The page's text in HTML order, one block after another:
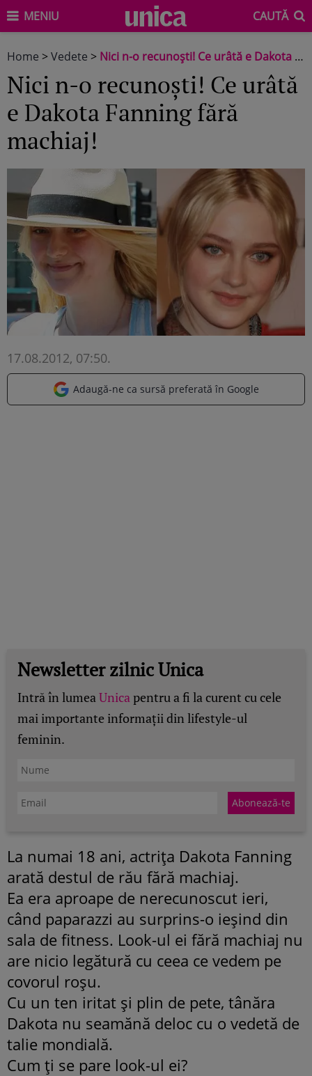
MENIU CAUTĂ
Home >Vedete > Nici n-o recunoşti! Ce urâtă e Dakota Fanning fără machiaj!
Nici n-o recunoşti! Ce urâtă
e Dakota Fanning fără
machiaj!
17.08.2012, 07:50.
Adaugă-ne ca sursă preferată în Google
Newsletter zilnic Unica
Intră în lumeaUnicapentru a fi la curent cu cele
mai importante informații din lifestyle-ul
feminin.
La numai 18 ani, actriţa Dakota Fanning
arată destul de rău fără machiaj.
Ea era aproape de nerecunoscut ieri,
când paparazzi au surprins-o ieşind din
sala de fitness. Look-ul ei fără machiaj nu
are nicio legătură cu ceea ce vedem pe
covorul roşu.
Cu un ten iritat şi plin de pete, tânăra
Dakota nu seamănă deloc cu o vedetă de
talie mondială.
Cum ţi se pare look-ul ei?